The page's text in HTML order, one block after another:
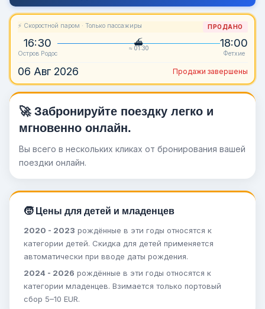
⚡ Скоростной паром · Только пассажиры ПРОДАНО
16:30
Остров Родос
≈ 01:30 18:00
Фетхие
06 Авг 2026 Продажи завершены
🚀 Забронируйте поездку легко и
мгновенно онлайн.
Вы всего в нескольких кликах от бронирования вашей
поездки онлайн.
🧒 Цены для детей и младенцев
2020 - 2023 рождённые в эти годы относятся к
категории детей. Скидка для детей применяется
автоматически при вводе даты рождения.
2024 - 2026 рождённые в эти годы относятся к
категории младенцев. Взимается только портовый
сбор 5–10 EUR.